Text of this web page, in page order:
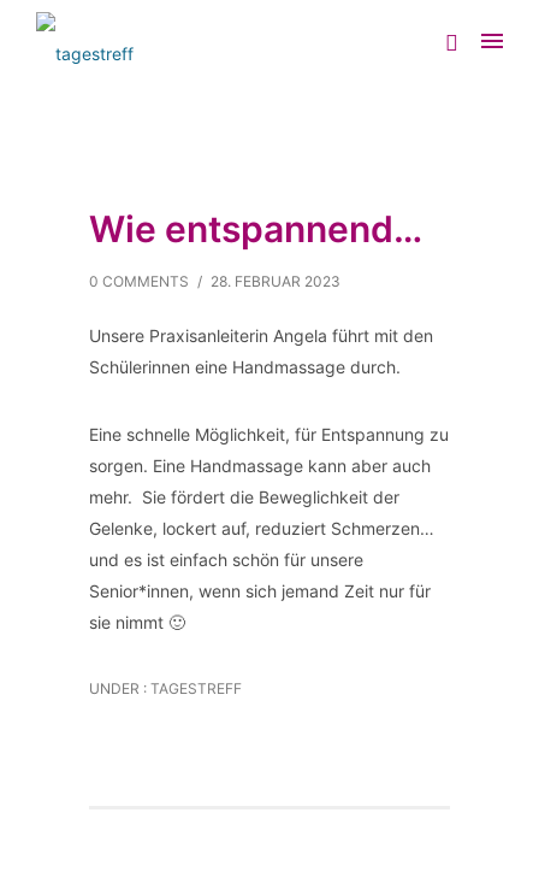
Wie entspannend…
0 COMMENTS / 28. FEBRUAR 2023
Unsere Praxisanleiterin Angela führt mit den
Schülerinnen eine Handmassage durch.
Eine schnelle Möglichkeit, für Entspannung zu
sorgen. Eine Handmassage kann aber auch
mehr. Sie fördert die Beweglichkeit der
Gelenke, lockert auf, reduziert Schmerzen…
und es ist einfach schön für unsere
Senior*innen, wenn sich jemand Zeit nur für
sie nimmt 🙂
UNDER : TAGESTREFF